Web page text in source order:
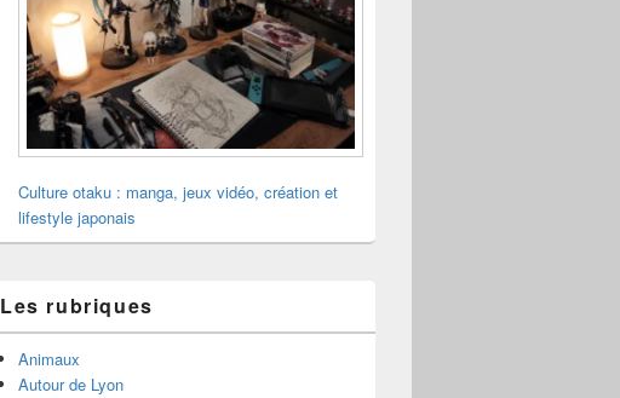
Culture otaku : manga, jeux vidéo, création et
lifestyle japonais
Les rubriques
Animaux
Autour de Lyon